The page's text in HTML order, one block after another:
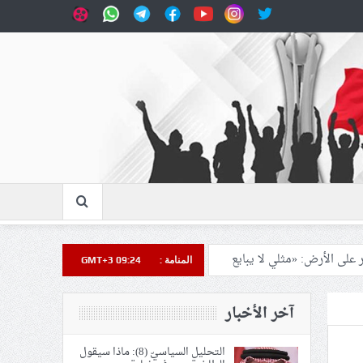
في إيران والعراق
GMT+3 09:24 المنامة :
آخر الأخبار
التحليل السياسيّ (8): ماذا سيقول